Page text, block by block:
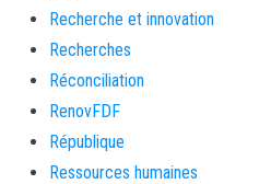
Recherche et innovation
Recherches
Réconciliation
RenovFDF
République
Ressources humaines